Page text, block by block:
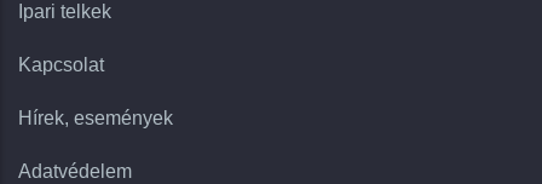
Ipari telkek
Kapcsolat
Hírek, események
Adatvédelem